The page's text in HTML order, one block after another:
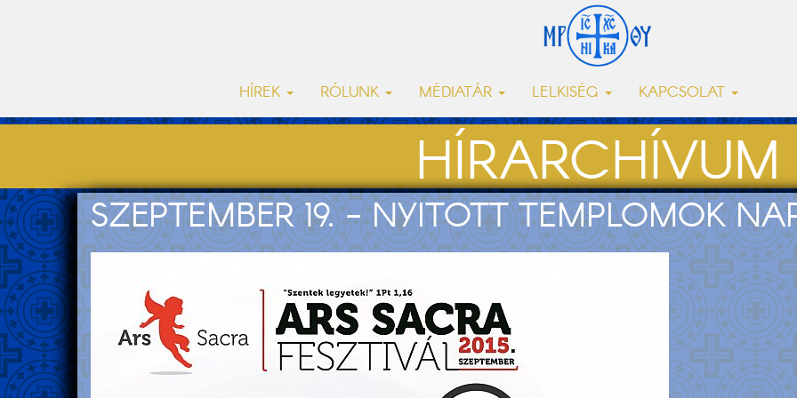
HÍREK RÓLUNK MÉDIATÁR LELKISÉG KAPCSOLAT
HÍRARCHÍVUM
SZEPTEMBER 19. - NYITOTT TEMPLOMOK